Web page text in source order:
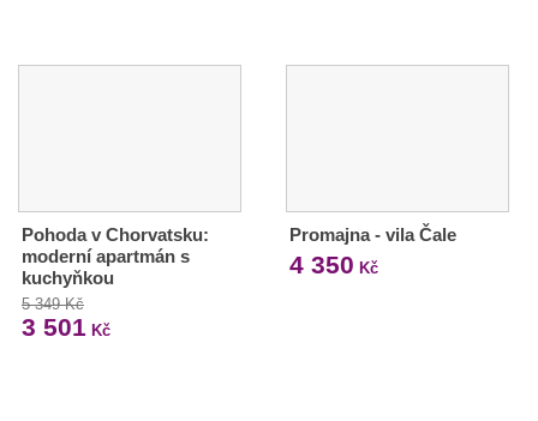
Pohoda v Chorvatsku:
moderní apartmán s
kuchyňkou
5 349 Kč
3 501 Kč
Promajna - vila Čale
4 350 Kč